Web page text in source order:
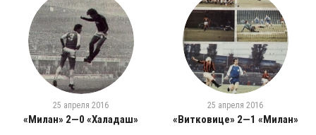
25 апреля 2016
«Милан» 2—0 «Халадаш»
25 апреля 2016
«Витковице» 2—1 «Милан»